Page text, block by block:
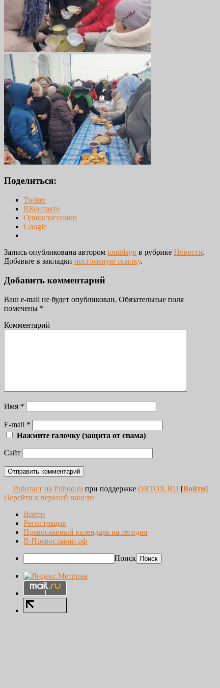
Поделиться:
Twitter
ВКонтакте
Одноклассники
Google
Запись опубликована автором tomblago в рубрике Новости.
Добавьте в закладки постоянную ссылку.
Добавить комментарий
Ваш e-mail не будет опубликован. Обязательные поля
помечены *
Комментарий
Имя *
E-mail *
Нажмите галочку (защита от спама)
Сайт
Работает на Prihod.ru при поддержке ORTOX.RU [Войти]
Перейти к верхней панели
Войти
Регистрация
Православный календарь на сегодня
В-Православии.рф
Поиск